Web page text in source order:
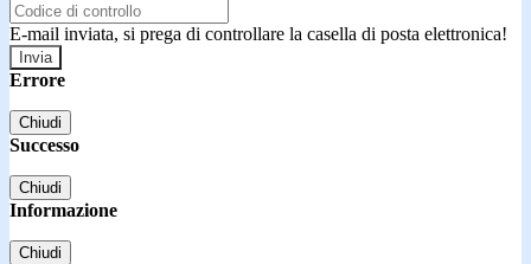
E-mail inviata, si prega di controllare la casella di posta elettronica!
Errore
Chiudi
Successo
Chiudi
Informazione
Chiudi